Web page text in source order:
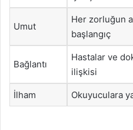
Umut
Her zorluğun
başlangıç
Bağlantı
Hastalar ve
ilişkisi
İlham Okuyuculara